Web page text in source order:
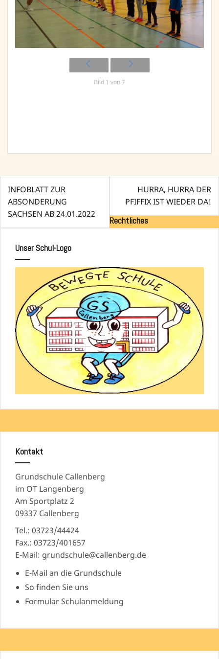
Bild 1 von 7
Beitragsnavigation
INFOBLATT ZUR
ABSONDERUNG
SACHSEN AB 24.01.2022
HURRA, HURRA DER
PFIFFIX IST WIEDER DA!
Unser Schul-Logo
Kontakt
Grundschule Callenberg
im OT Langenberg
Am Sportplatz 2
09337 Callenberg
Tel.: 03723/44424
Fax.: 03723/401657
E-Mail: grundschule@callenberg.de
E-Mail an die Grundschule
So finden Sie uns
Formular Schulanmeldung
Rechtliches